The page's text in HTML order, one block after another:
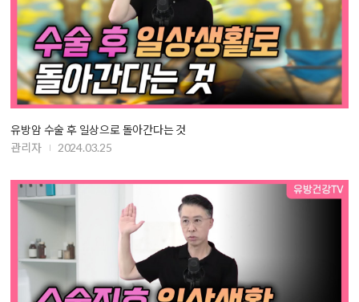
유방암 수술 후 일상으로 돌아간다는 것
관리자
2024.03.25